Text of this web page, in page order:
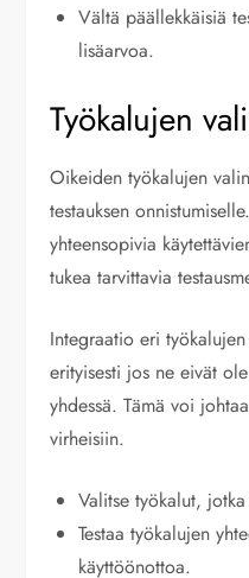
Vältä päällekkäisiä
lisäarvoa.
Työkalujen
Oikeiden työkalujen
testauksen
yhteensopivia
tukea tarvittavia
Integraatio eri
erityisesti jos ne eivät
yhdessä. Tämä voi
virheisiin.
Valitse työkalut,
Testaa työkalujen
käyttöönottoa.